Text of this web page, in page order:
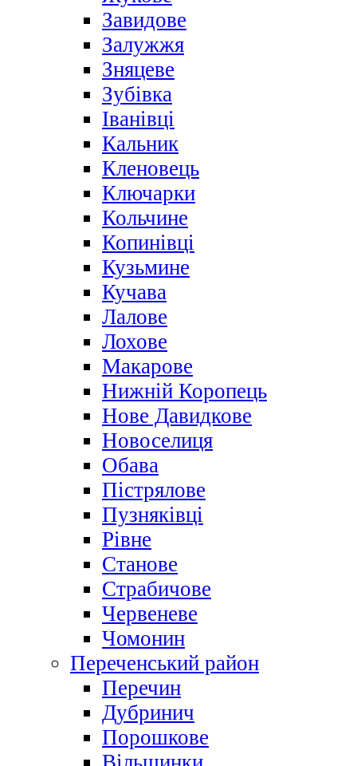
Завидове
Залужжя
Зняцеве
Зубівка
Іванівці
Кальник
Кленовець
Ключарки
Кольчине
Копинівці
Кузьмине
Кучава
Лалове
Лохове
Макарове
Нижній Коропець
Нове Давидкове
Новоселиця
Обава
Пістрялове
Пузняківці
Рівне
Станове
Страбичове
Червеневе
Чомонин
Переченський район
Перечин
Дубринич
Порошкове